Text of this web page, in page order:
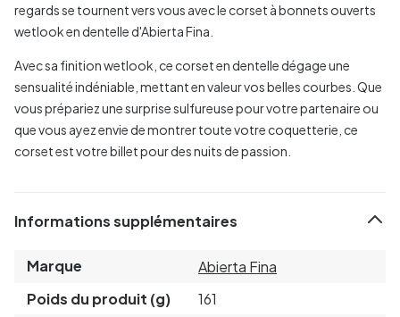
regards se tournent vers vous avec le corset à bonnets ouverts
wetlook en dentelle d'Abierta Fina.
Avec sa finition wetlook, ce corset en dentelle dégage une
sensualité indéniable, mettant en valeur vos belles courbes. Que
vous prépariez une surprise sulfureuse pour votre partenaire ou
que vous ayez envie de montrer toute votre coquetterie, ce
corset est votre billet pour des nuits de passion.
Informations supplémentaires
Marque
Abierta Fina
Poids du produit (g)
161